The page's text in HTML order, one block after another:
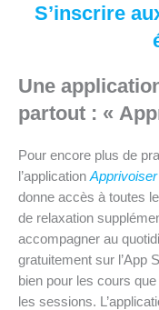
S’inscrire
Une
partout : «
Pour encore plus de
l’application
donne accès à toutes
de relaxation
accompagner au
gratuitement sur l’App
bien pour les cours
les sessions.